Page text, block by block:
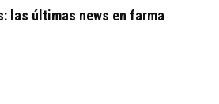
las últimas news en farma